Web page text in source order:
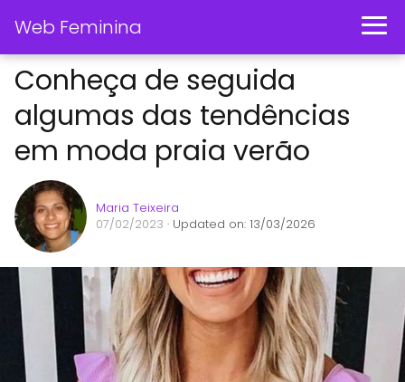
Web Feminina
Conheça de seguida
algumas das tendências
em moda praia verão
Maria Teixeira
07/02/2023 · Updated on: 13/03/2026